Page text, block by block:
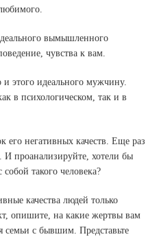
вымышленного
чувства к вам.
этого идеального мужчину.
в психологическом, так и в
его негативных качеств. Еще раз
проанализируйте, хотели бы
такого человека?
качества людей только
опишите, на какие жертвы вам
семьи с бывшим. Представьте